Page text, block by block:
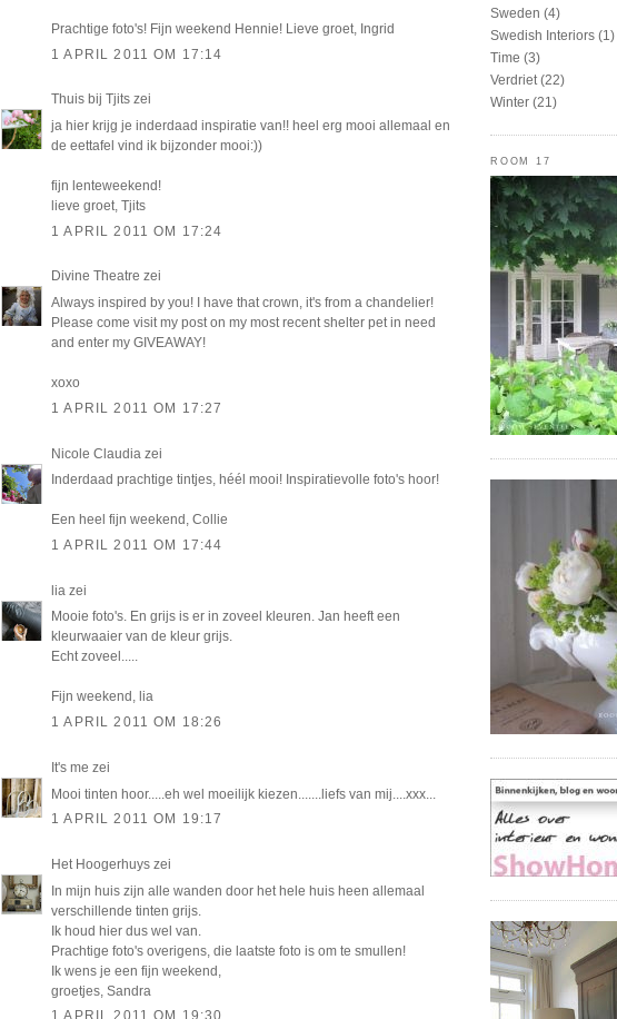
Prachtige foto's! Fijn weekend Hennie! Lieve groet, Ingrid
1 APRIL 2011 OM 17:14
Thuis bij Tjits zei
ja hier krijg je inderdaad inspiratie van!! heel erg mooi allemaal en
de eettafel vind ik bijzonder mooi:))
fijn lenteweekend!
lieve groet, Tjits
1 APRIL 2011 OM 17:24
Divine Theatre zei
Always inspired by you! I have that crown, it's from a chandelier!
Please come visit my post on my most recent shelter pet in need
and enter my GIVEAWAY!
xoxo
1 APRIL 2011 OM 17:27
Nicole Claudia zei
Inderdaad prachtige tintjes, héél mooi! Inspiratievolle foto's hoor!
Een heel fijn weekend, Collie
1 APRIL 2011 OM 17:44
lia zei
Mooie foto's. En grijs is er in zoveel kleuren. Jan heeft een
kleurwaaier van de kleur grijs.
Echt zoveel.....
Fijn weekend, lia
1 APRIL 2011 OM 18:26
It's me zei
Mooi tinten hoor.....eh wel moeilijk kiezen.......liefs van mij....xxx...
1 APRIL 2011 OM 19:17
Het Hoogerhuys zei
In mijn huis zijn alle wanden door het hele huis heen allemaal
verschillende tinten grijs.
Ik houd hier dus wel van.
Prachtige foto's overigens, die laatste foto is om te smullen!
Ik wens je een fijn weekend,
groetjes, Sandra
1 APRIL 2011 OM 19:30
Sweden (4)
Swedish Interiors (1)
Time (3)
Verdriet (22)
Winter (21)
ROOM 17